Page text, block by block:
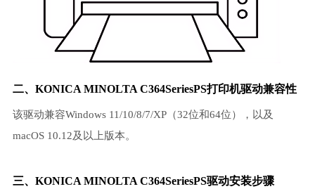
二、KONICA MINOLTA C364SeriesPS打印机驱动兼容性
该驱动兼容Windows 11/10/8/7/XP（32位和64位），以及
macOS 10.12及以上版本。
三、KONICA MINOLTA C364SeriesPS驱动安装步骤